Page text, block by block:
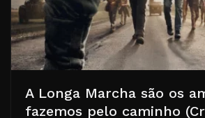
A Longa Marcha são os
fazemos pelo caminho